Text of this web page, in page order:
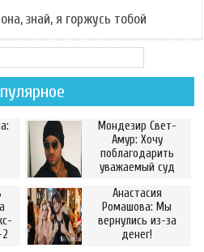
знай, я горжусь тобой
Мондезир Свет-
Амур: Хочу
поблагодарить
уважаемый суд
Анастасия
Ромашова: Мы
вернулись из-за
денег!